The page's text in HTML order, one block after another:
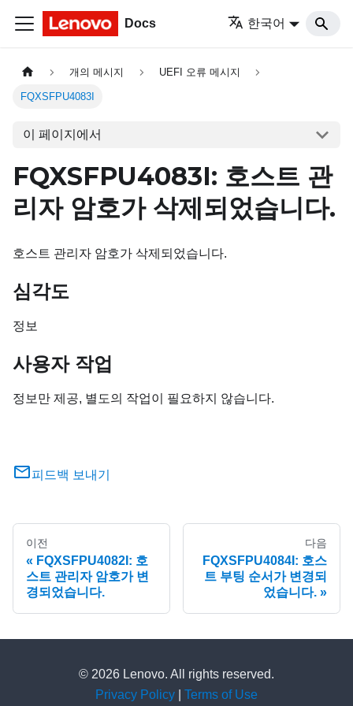
Docs 한국어
개의 메시지 UEFI 오류 메시지
FQXSFPU4083I
이 페이지에서
FQXSFPU4083I: 호스트 관
리자 암호가 삭제되었습니다.
호스트 관리자 암호가 삭제되었습니다.
심각도
정보
사용자 작업
정보만 제공, 별도의 작업이 필요하지 않습니다.
피드백 보내기
이전
FQXSFPU4082I: 호
스트 관리자 암호가 변
경되었습니다.
다음
FQXSFPU4084I: 호스
트 부팅 순서가 변경되
었습니다.
© 2026 Lenovo. All rights reserved.
Privacy Policy
Terms of Use